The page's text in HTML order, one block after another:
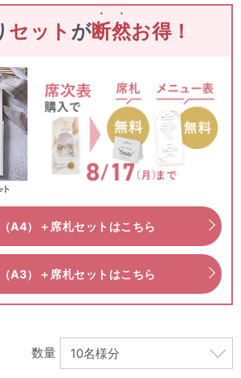
セット が断然
・・
お得！
A4）＋席札セットはこちら
A3）＋席札セットはこちら
数量